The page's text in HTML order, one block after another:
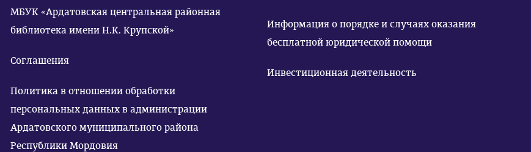
МБУК «Ардатовская центральная районная
библиотека имени Н.К. Крупской»
Соглашения
Политика в отношении обработки
персональных данных в администрации
Ардатовского муниципального района
Республики Мордовия
Информация о порядке и случаях оказания
бесплатной юридической помощи
Инвестиционная деятельность